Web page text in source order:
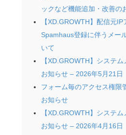
ックなど機能追加・改善の
【XD.GROWTH】配信元
Spamhaus登録に伴うメー
いて
【XD.GROWTH】システ
お知らせ – 2026年5月21日
フォーム毎のアクセス権
お知らせ
【XD.GROWTH】システ
お知らせ – 2026年4月16日